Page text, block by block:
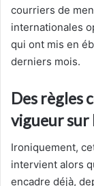
courriers de
internationales
qui ont mis en
derniers mois.
Des règles
vigueur sur
Ironiquement,
intervient alors
encadre déjà,